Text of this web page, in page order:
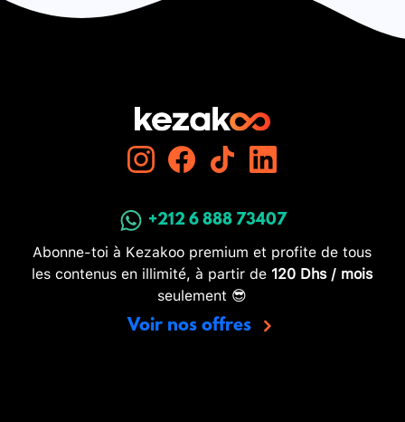
+212 6 888 73407
Abonne-toi à Kezakoo premium et profite de tous
les contenus en illimité, à partir de 120 Dhs / mois
seulement 😎
Voir nos offres